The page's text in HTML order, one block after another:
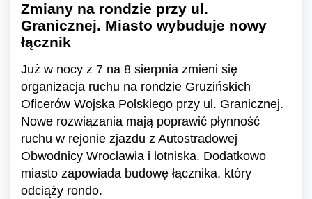
Zmiany na rondzie przy ul.
Granicznej. Miasto wybuduje nowy
łącznik
Już w nocy z 7 na 8 sierpnia zmieni się
organizacja ruchu na rondzie Gruzińskich
Oficerów Wojska Polskiego przy ul. Granicznej.
Nowe rozwiązania mają poprawić płynność
ruchu w rejonie zjazdu z Autostradowej
Obwodnicy Wrocławia i lotniska. Dodatkowo
miasto zapowiada budowę łącznika, który
odciąży rondo.